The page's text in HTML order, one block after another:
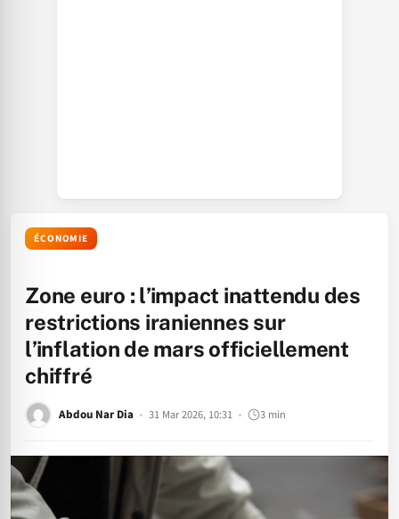
ÉCONOMIE
Zone euro : l’impact inattendu des
restrictions iraniennes sur
l’inflation de mars officiellement
chiffré
Abdou Nar Dia 31 Mar 2026, 10:31 3 min